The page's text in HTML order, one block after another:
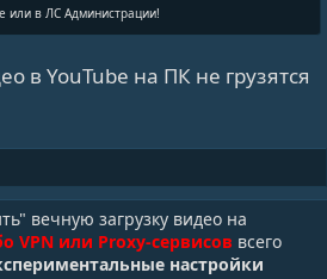
или в ЛС Администрации!
в YouTube на ПК не грузятся
вечную загрузку видео на
VPN или Proxy-сервисов всего
настройки